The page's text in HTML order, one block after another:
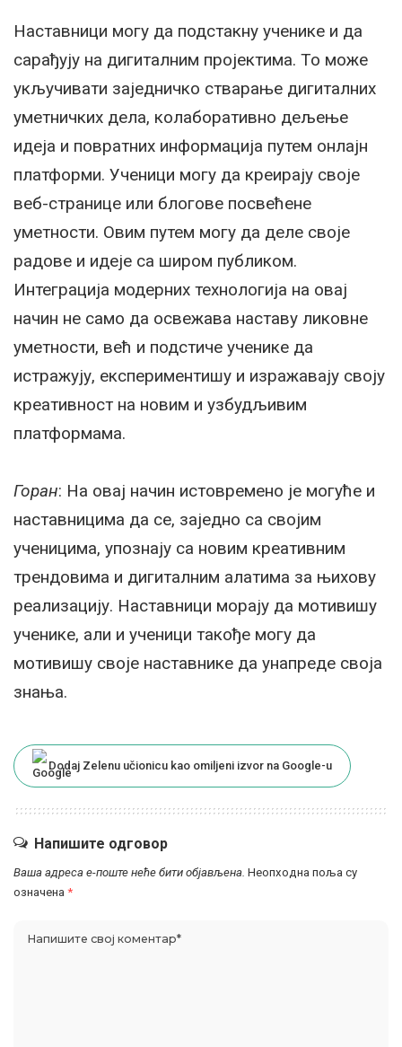
Наставници могу да подстакну ученике и да
сарађују на дигиталним пројектима. То може
укључивати заједничко стварање дигиталних
уметничких дела, колаборативно дељење
идеја и повратних информација путем онлајн
платформи. Ученици могу да креирају своје
веб-странице или блогове посвећене
уметности. Овим путем могу да деле своје
радове и идеје са широм публиком.
Интеграција модерних технологија на овај
начин не само да освежава наставу ликовне
уметности, већ и подстиче ученике да
истражују, експериментишу и изражавају своју
креативност на новим и узбудљивим
платформама.
Горан: На овај начин истовремено је могуће и
наставницима да се, заједно са својим
ученицима, упознају са новим креативним
трендовима и дигиталним алатима за њихову
реализацију. Наставници морају да мотивишу
ученике, али и ученици такође могу да
мотивишу своје наставнике да унапреде своја
знања.
Dodaj Zelenu učionicu kao omiljeni izvor na Google-u
Напишите одговор
Ваша адреса е-поште неће бити објављена. Неопходна поља су
означена *